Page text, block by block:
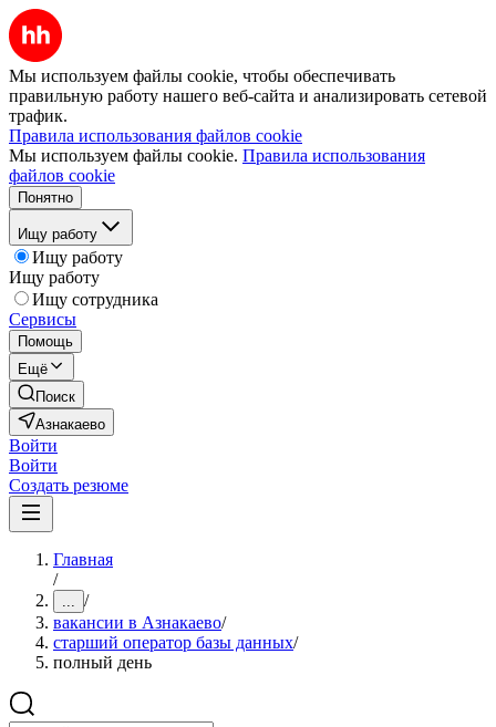
Мы используем файлы cookie, чтобы обеспечивать
правильную работу нашего веб-сайта и анализировать сетевой
трафик.
Правила использования файлов cookie
Мы используем файлы cookie. Правила использования
файлов cookie
Понятно
Ищу работу
Ищу работу
Ищу работу
Ищу сотрудника
Сервисы
Помощь
Ещё
Поиск
Азнакаево
Войти
Войти
Создать резюме
Главная
/
... /
вакансии в Азнакаево/
старший оператор базы данных/
полный день